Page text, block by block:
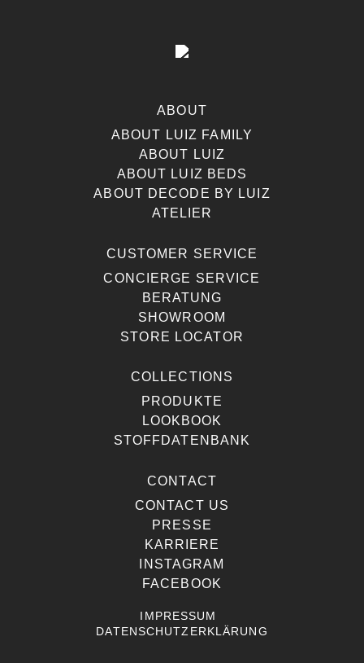
ABOUT
ABOUT LUIZ FAMILY
ABOUT LUIZ
ABOUT LUIZ BEDS
ABOUT DECODE BY LUIZ
ATELIER
CUSTOMER SERVICE
CONCIERGE SERVICE
BERATUNG
SHOWROOM
STORE LOCATOR
COLLECTIONS
PRODUKTE
LOOKBOOK
STOFFDATENBANK
CONTACT
CONTACT US
PRESSE
KARRIERE
INSTAGRAM
FACEBOOK
IMPRESSUM
DATENSCHUTZERKLÄRUNG